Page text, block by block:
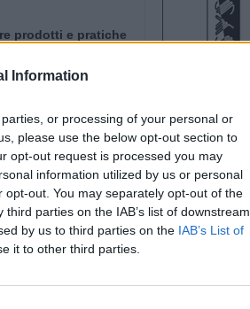
Information
or processing of your personal or
please use the below opt-out section to
opt-out request is processed you may
information utilized by us or personal
out. You may separately opt-out of the
parties on the IAB’s list of downstream
by us to third parties on the IAB’s List of
it to other third parties.
prodotti e pratiche
to Fork” e
(SDG) dell’Agenda
In particolare
del settore
del commercio e
Settore, enti che
si occupano di
“biologico” ,